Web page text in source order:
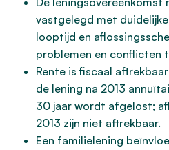
vastgelegd met
looptijd en
problemen en conflicten
Rente is fiscaal
de lening na 2013
30 jaar wordt afgelost;
2013 zijn niet aftrekbaar.
Een familielening